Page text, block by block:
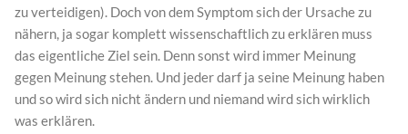
zu verteidigen). Doch von dem Symptom sich der Ursache zu
nähern, ja sogar komplett wissenschaftlich zu erklären muss
das eigentliche Ziel sein. Denn sonst wird immer Meinung
gegen Meinung stehen. Und jeder darf ja seine Meinung haben
und so wird sich nicht ändern und niemand wird sich wirklich
was erklären.